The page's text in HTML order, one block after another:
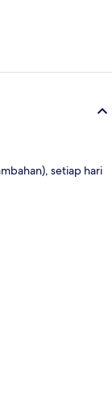
setiap hari